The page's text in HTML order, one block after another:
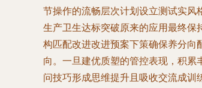
节操作的流畅层次计划设立测试实风
生产卫生达标突破原来的应用最终
构匹配改进改进预案下策确保养分向
向。一旦建优质塑的管控表现，积
问技巧形成思维提升且吸收交流成